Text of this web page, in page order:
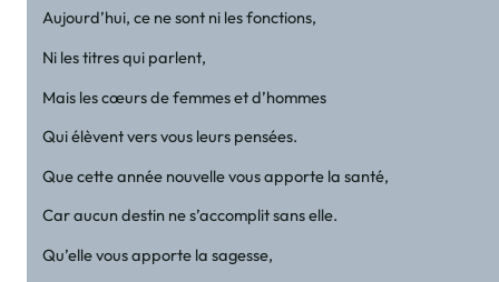
Aujourd’hui, ce ne sont ni les fonctions,
Ni les titres qui parlent,
Mais les cœurs de femmes et d’hommes
Qui élèvent vers vous leurs pensées.
Que cette année nouvelle vous apporte la santé,
Car aucun destin ne s’accomplit sans elle.
Qu’elle vous apporte la sagesse,